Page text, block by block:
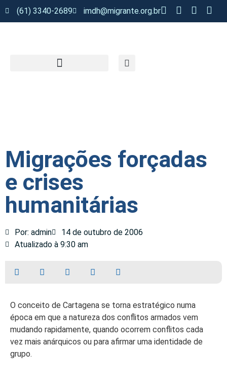
(61) 3340-2689 imdh@migrante.org.br
Migrações forçadas
e crises
humanitárias
Por: admin
14 de outubro de 2006
Atualizado à 9:30 am
O conceito de Cartagena se torna estratégico numa
época em que a natureza dos conflitos armados vem
mudando rapidamente, quando ocorrem conflitos cada
vez mais anárquicos ou para afirmar uma identidade de
grupo.